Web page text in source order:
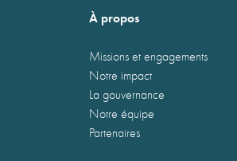
À propos
Missions et engagements
Notre impact
La gouvernance
Notre équipe
Partenaires